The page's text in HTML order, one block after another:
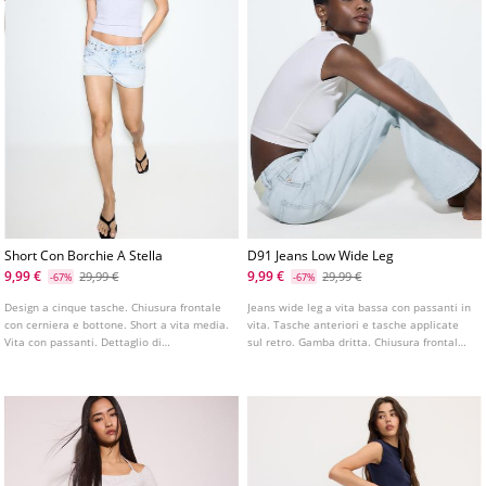
Short Con Borchie A Stella
9,99 €
-67% 29,99 €
Design a cinque tasche. Chiusura frontale
con cerniera e bottone. Short a vita media.
Vita con passanti. Dettaglio di
D91 Jeans Low Wide Leg
9,99 €
-67% 29,99 €
Jeans wide leg a vita bassa con passanti in
vita. Tasche anteriori e tasche applicate
sul retro. Gamba dritta. Chiusura frontale